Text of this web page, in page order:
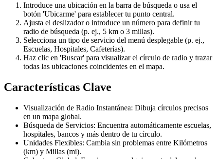
Introduce una ubicación en la barra de búsqueda o usa el
botón 'Ubicarme' para establecer tu punto central.
Ajusta el deslizador o introduce un número para definir tu
radio de búsqueda (p. ej., 5 km o 3 millas).
Selecciona un tipo de servicio del menú desplegable (p. ej.,
Escuelas, Hospitales, Cafeterías).
Haz clic en 'Buscar' para visualizar el círculo de radio y trazar
todas las ubicaciones coincidentes en el mapa.
Características Clave
Visualización de Radio Instantánea: Dibuja círculos precisos
en un mapa global.
Búsqueda de Servicios: Encuentra automáticamente escuelas,
hospitales, bancos y más dentro de tu círculo.
Unidades Flexibles: Cambia sin problemas entre Kilómetros
(km) y Millas (mi).